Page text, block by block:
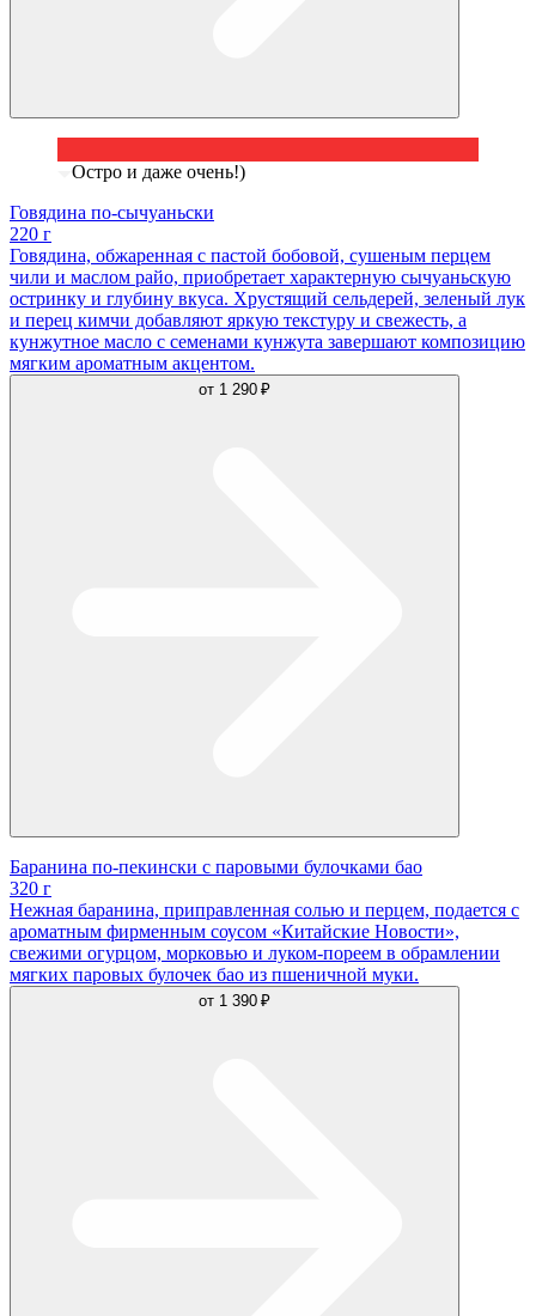
Остро и даже очень!)
Говядина по-сычуаньски
220 г
Говядина, обжаренная с пастой бобовой, сушеным перцем
чили и маслом райо, приобретает характерную сычуаньскую
остринку и глубину вкуса. Хрустящий сельдерей, зеленый лук
и перец кимчи добавляют яркую текстуру и свежесть, а
кунжутное масло с семенами кунжута завершают композицию
мягким ароматным акцентом.
от 1 290 ₽
Баранина по-пекински с паровыми булочками бао
320 г
Нежная баранина, приправленная солью и перцем, подается с
ароматным фирменным соусом «Китайские Новости»,
свежими огурцом, морковью и луком-пореем в обрамлении
мягких паровых булочек бао из пшеничной муки.
от 1 390 ₽